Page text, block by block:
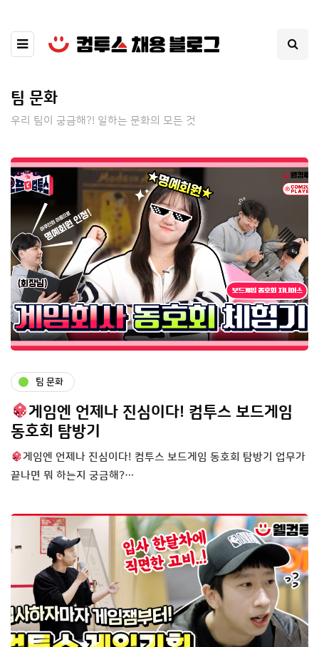
팀 문화
우리 팀이 궁금해?! 일하는 문화의 모든 것
팀 문화
게임엔 언제나 진심이다! 컴투스 보드게임
동호회 탐방기
게임엔 언제나 진심이다! 컴투스 보드게임 동호회 탐방기 업무가
끝나면 뭐 하는지 궁금해?…